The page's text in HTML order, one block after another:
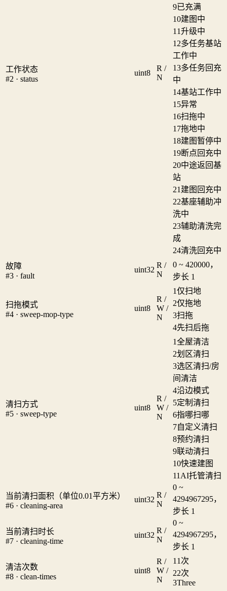
工作状态
#2 · status
uint8
R /
N
9已充满
10建图中
11升级中
12多任务基站
工作中
13多任务回充
中
14基站工作中
15异常
16扫拖中
17拖地中
18建图暂停中
19断点回充中
20中途返回基
站
21 建图回充中
22基座辅助冲
洗中
23辅助清洗完
成
24清洗回充中
故障
#3 · fault
uint32
R /
N
0 ~ 420000，
步长 1
扫拖模式
#4 · sweep-mop-type
uint8
R /
W /
N
1仅扫地
2仅拖地
3扫拖
4先扫后拖
清扫方式
#5 · sweep-type
uint8
R /
W /
N
1全屋清洁
2划区清扫
3选区清扫/房
间清洁
4沿边模式
5定制清扫
6指哪扫哪
7自定义清扫
8预约清扫
9联动清扫
10快速建图
11 AI托管清扫
当前清扫面积（单位0.01平方米）
#6 · cleaning-area
uint32
R /
N
0 ~
4294967295，
步长 1
当前清扫时长
#7 · cleaning-time
uint32
R /
N
0 ~
4294967295，
步长 1
清洁次数
#8 · clean-times
uint8
R /
W /
N
1 1次
22次
3Three